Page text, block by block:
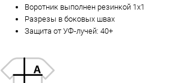
Воротник выполнен резинкой 1х1
Разрезы в боковых швах
Защита от УФ-лучей: 40+